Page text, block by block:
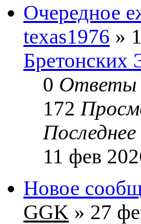
Очередное
texas1976 »
0 Ответы
172
11 фев
Новое
GGK » 27